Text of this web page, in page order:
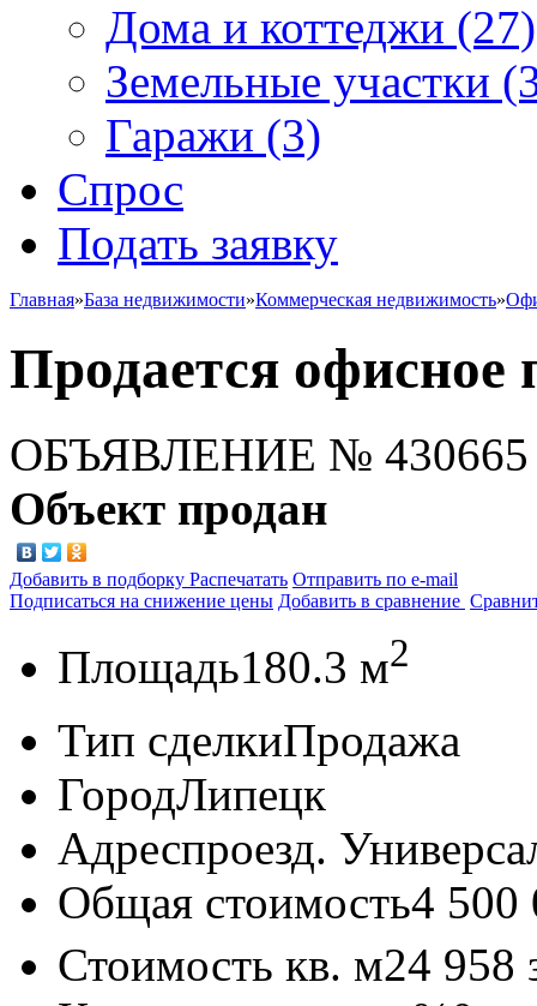
Дома и коттеджи (27)
Земельные участки
Гаражи (3)
Спрос
Подать заявку
Главная»База недвижимости»Коммерческая недвижимость»
Продается офисное
ОБЪЯВЛЕНИЕ № 430665
Объект продан
Добавить в подборку Распечатать Отправить по e-mail
Подписаться на снижение цены Добавить в сравнение
Площадь180.3 м2
Тип сделкиПродажа
ГородЛипецк
Адреспроезд.
Общая стоимость4 500
Стоимость кв. м24 958